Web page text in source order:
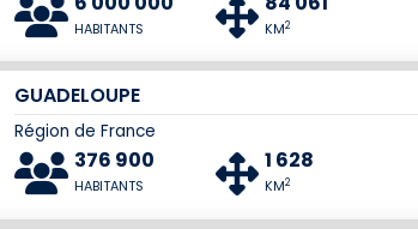
HABITANTS KM2
GUADELOUPE
Région de France
376 900
HABITANTS
1 628
KM2